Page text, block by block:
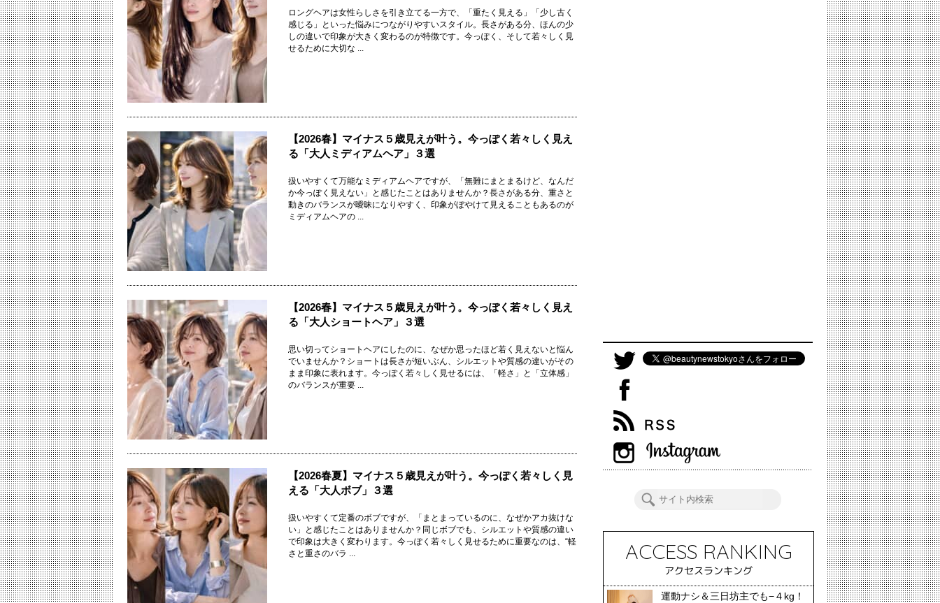
ロングヘアは女性らしさを引き立てる一方で、「重たく見える」「少し古く
感じる」といった悩みにつながりやすいスタイル。長さがある分、ほんの少
しの違いで印象が大きく変わるのが特徴です。今っぽく、そして若々しく見
せるために大切な ...
【2026春】マイナス５歳見えが叶う。今っぽく若々しく見え
る「大人ミディアムヘア」３選
扱いやすくて万能なミディアムヘアですが、「無難にまとまるけど、なんだ
か今っぽく見えない」と感じたことはありませんか？長さがある分、重さと
動きのバランスが曖昧になりやすく、印象がぼやけて見えることもあるのが
ミディアムヘアの ...
【2026春】マイナス５歳見えが叶う。今っぽく若々しく見え
る「大人ショートヘア」３選
思い切ってショートヘアにしたのに、なぜか思ったほど若く見えないと悩ん
でいませんか？ショートは長さが短いぶん、シルエットや質感の違いがその
まま印象に表れます。今っぽく若々しく見せるには、「軽さ」と「立体感」
のバランスが重要 ...
【2026春夏】マイナス５歳見えが叶う。今っぽく若々しく見
える「大人ボブ」３選
扱いやすくて定番のボブですが、「まとまっているのに、なぜかアカ抜けな
い」と感じたことはありませんか？同じボブでも、シルエットや質感の違い
で印象は大きく変わります。今っぽく若々しく見せるために重要なのは、“軽
さと重さのバラ ...
ACCESS RANKING
アクセスランキング
運動ナシ＆三日坊主でも−４kg！